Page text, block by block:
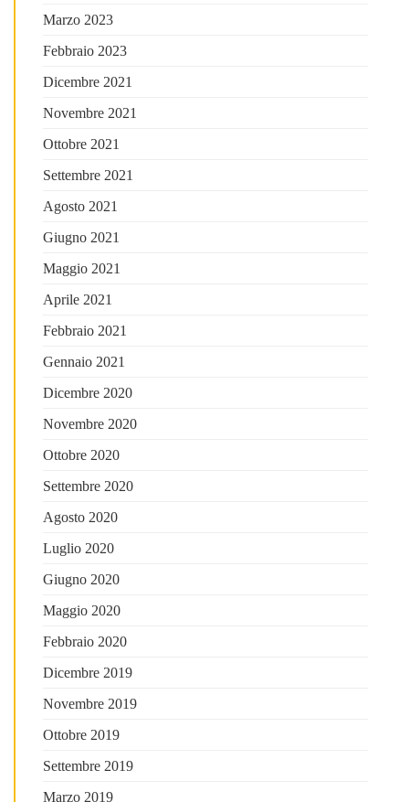
Marzo 2023
Febbraio 2023
Dicembre 2021
Novembre 2021
Ottobre 2021
Settembre 2021
Agosto 2021
Giugno 2021
Maggio 2021
Aprile 2021
Febbraio 2021
Gennaio 2021
Dicembre 2020
Novembre 2020
Ottobre 2020
Settembre 2020
Agosto 2020
Luglio 2020
Giugno 2020
Maggio 2020
Febbraio 2020
Dicembre 2019
Novembre 2019
Ottobre 2019
Settembre 2019
Marzo 2019